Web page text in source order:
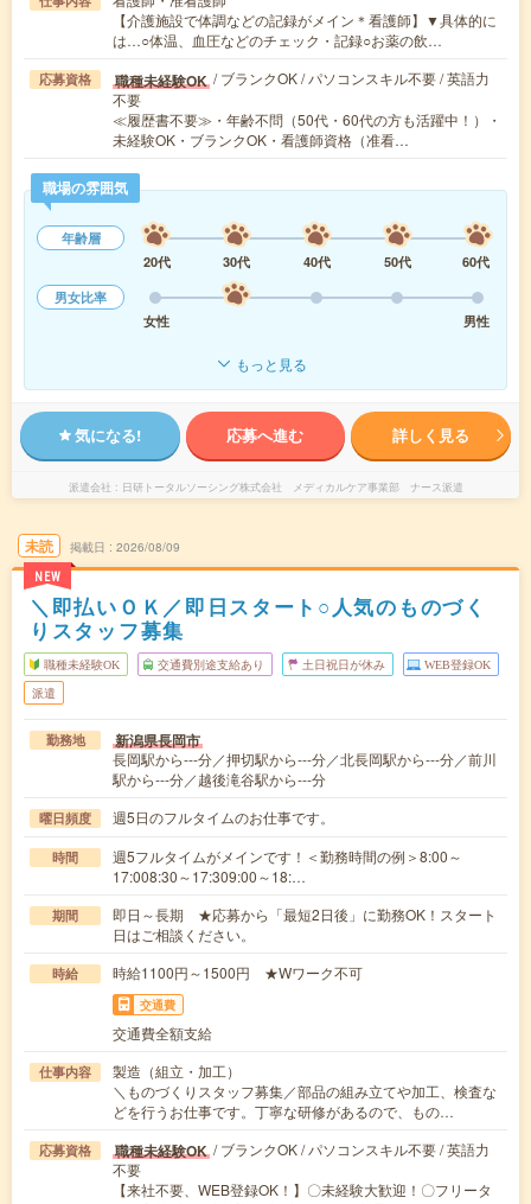
【介護施設で体調などの記録がメイン＊看護師】▼具体的に
は…○体温、血圧などのチェック・記録○お薬の飲…
応募資格 職種未経験OK / ブランクOK / パソコンスキル不要 / 英語力
不要
≪履歴書不要≫・年齢不問（50代・60代の方も活躍中！）・
未経験OK・ブランクOK・看護師資格（准看…
職場の雰囲気
年齢層
20代
30代 40代 50代
60代
男女比率
女性
男性
もっと見る
気になる! 応募へ進む 詳しく見る
派遣会社 日研トータルソーシング株式会社 メディカルケア事業部 ナース派遣
未読
NEW
掲載日 2026/08/09
＼即払いＯＫ／即日スタート○人気のものづく
りスタッフ募集
職種未経験OK 交通費別途支給あり 土日祝日が休み WEB登録OK
派遣
勤務地 新潟県長岡市
長岡駅から---分／押切駅から---分／北長岡駅から---分／前川
駅から---分／越後滝谷駅から---分
曜日頻度 週5日のフルタイムのお仕事です。
時間
週5フルタイムがメインです！＜勤務時間の例＞8:00～
17:008:30～17:309:00～18:…
期間
即日～長期 ★応募から「最短2日後」に勤務OK！スタート
日はご相談ください。
時給 時給1100円～1500円 ★Wワーク不可
交通費
交通費全額支給
仕事内容
製造（組立・加工）
＼ものづくりスタッフ募集／部品の組み立てや加工、検査な
どを行うお仕事です。丁寧な研修があるので、もの…
応募資格 職種未経験OK / ブランクOK / パソコンスキル不要 / 英語力
不要
【来社不要、WEB登録OK！】〇未経験大歓迎！〇フリータ